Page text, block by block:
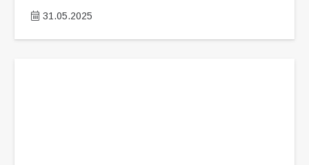
31.05.2025